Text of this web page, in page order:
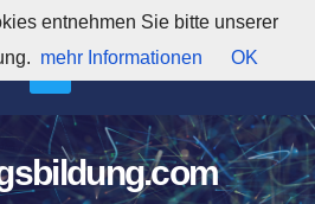
4:27:22 PMentnehmen Sie bitte unserer
mehr Informationen OK